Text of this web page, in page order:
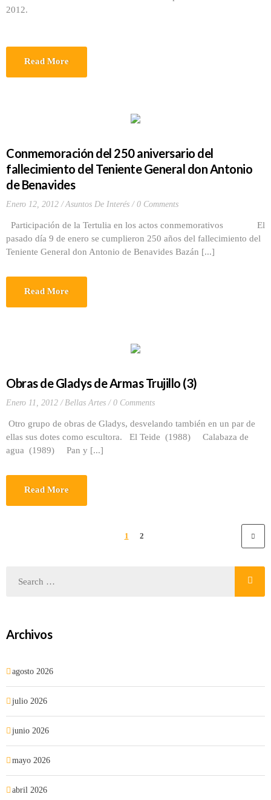
2012.
Read More
Conmemoración del 250 aniversario del
fallecimiento del Teniente General don Antonio
de Benavides
Enero 12, 2012 Asuntos De Interés 0 Comments
Participación de la Tertulia en los actos conmemorativos El
pasado día 9 de enero se cumplieron 250 años del fallecimiento del
Teniente General don Antonio de Benavides Bazán [...]
Read More
Obras de Gladys de Armas Trujillo (3)
Enero 11, 2012 Bellas Artes 0 Comments
Otro grupo de obras de Gladys, desvelando también en un par de
ellas sus dotes como escultora. El Teide (1988) Calabaza de
agua (1989) Pan y [...]
Read More
1 2
Archivos
agosto 2026
julio 2026
junio 2026
mayo 2026
abril 2026